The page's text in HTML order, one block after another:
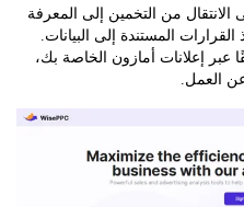
من التخمين إلى المعرفة
إلى البيانات.
أمازون الخاصة بك،